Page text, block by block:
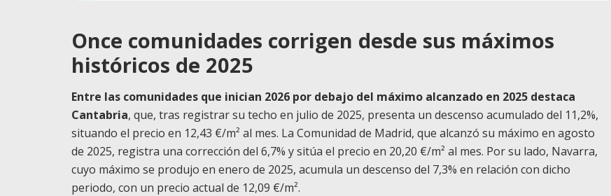
Once comunidades corrigen desde sus máximos
históricos de 2025
Entre las comunidades que inician 2026 por debajo del máximo alcanzado en 2025 destaca
Cantabria, que, tras registrar su techo en julio de 2025, presenta un descenso acumulado del 11,2%,
situando el precio en 12,43 €/m² al mes. La Comunidad de Madrid, que alcanzó su máximo en agosto
de 2025, registra una corrección del 6,7% y sitúa el precio en 20,20 €/m² al mes. Por su lado, Navarra,
cuyo máximo se produjo en enero de 2025, acumula un descenso del 7,3% en relación con dicho
periodo, con un precio actual de 12,09 €/m².